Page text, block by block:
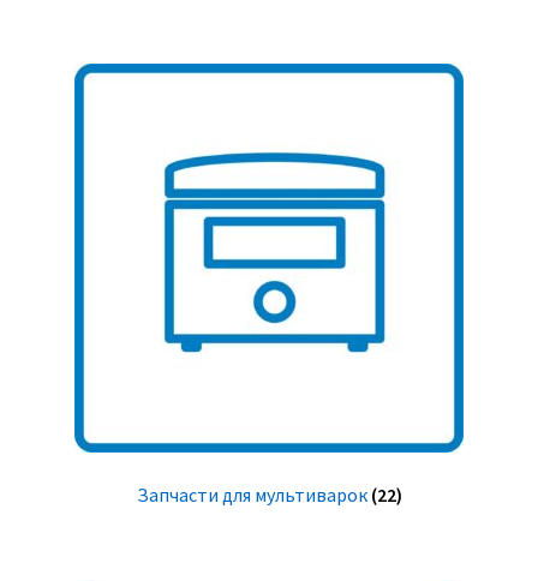
Запчасти для мультиварок (22)